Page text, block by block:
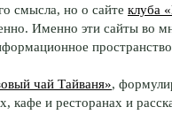
смысла, но о сайте клуба
Именно эти сайты во
чай Тайваня»,
кафе и ресторанах и